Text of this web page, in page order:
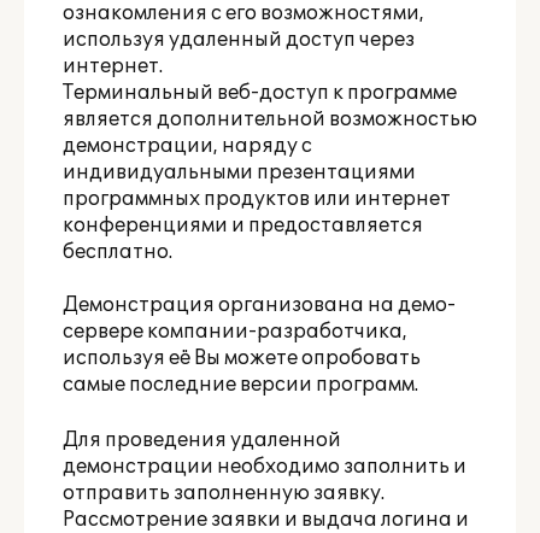
ознакомления с его возможностями,
используя удаленный доступ через
интернет.
Терминальный веб-доступ к программе
является дополнительной возможностью
демонстрации, наряду с
индивидуальными презентациями
программных продуктов или интернет
конференциями и предоставляется
бесплатно.
Демонстрация организована на демо-
сервере компании-разработчика,
используя её Вы можете опробовать
самые последние версии программ.
Для проведения удаленной
демонстрации необходимо заполнить и
отправить заполненную заявку.
Рассмотрение заявки и выдача логина и